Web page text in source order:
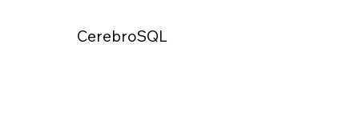
CerebroSQL